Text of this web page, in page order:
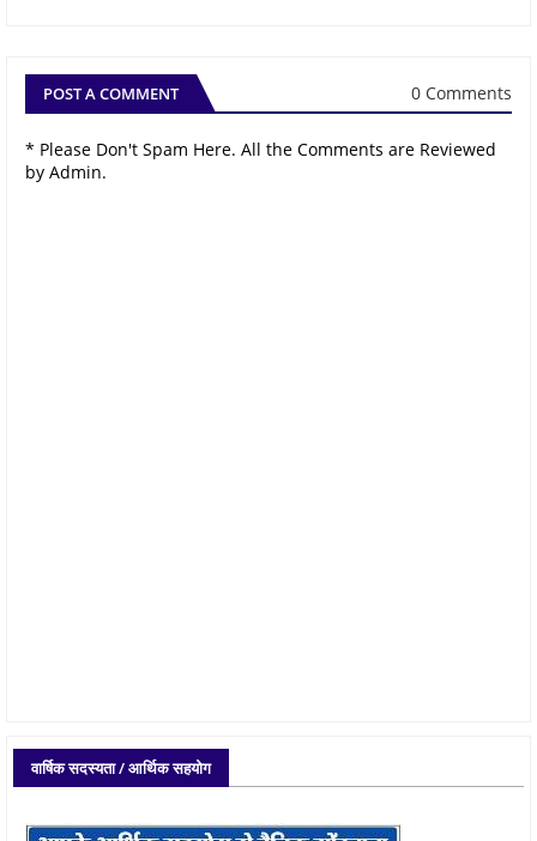
POST A COMMENT 0 Comments
* Please Don't Spam Here. All the Comments are Reviewed
by Admin.
वार्षिक सदस्यता / आर्थिक सहयोग